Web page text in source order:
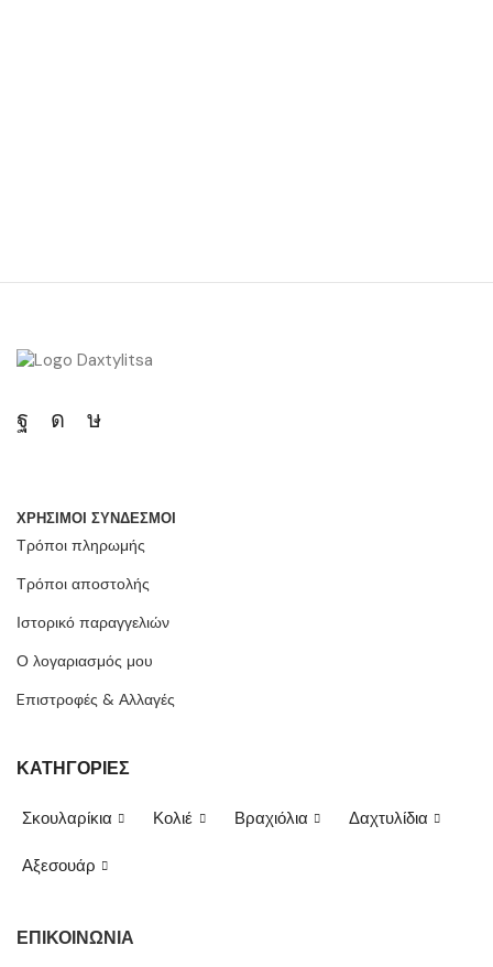
ΧΡΗΣΙΜΟΙ ΣΥΝΔΕΣΜΟΙ
Τρόποι πληρωμής
Τρόποι αποστολής
Ιστορικό παραγγελιών
Ο λογαριασμός μου
Eπιστροφές & Αλλαγές
ΚΑΤΗΓΟΡΙΕΣ
Σκουλαρίκια Κολιέ Βραχιόλια Δαχτυλίδια
Αξεσουάρ
ΕΠΙΚΟΙΝΩΝΙΑ